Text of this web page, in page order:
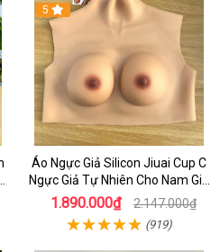
5
Áo Ngực Giả Silicon Jiuai Cup C
Ngực Giả Tự Nhiên Cho Nam Giả
Gái, Drag Queen
1.890.000₫ 2.147.000₫
(919)